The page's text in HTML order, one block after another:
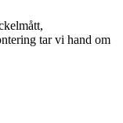
tar vi hand om